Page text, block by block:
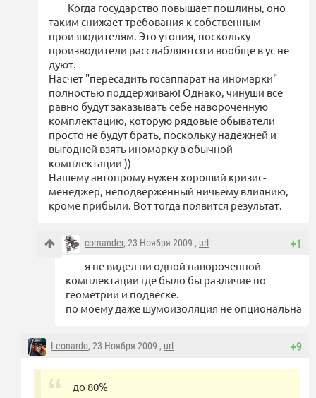
Когда государство повышает пошлины, оно
таким снижает требования к собственным
производителям. Это утопия, поскольку
производители расслабляются и вообще в ус не
дуют.
Насчет "пересадить госаппарат на иномарки"
полностью поддерживаю! Однако, чинуши все
равно будут заказывать себе навороченную
комплектацию, которую рядовые обыватели
просто не будут брать, поскольку надежней и
выгодней взять иномарку в обычной
комплектации ))
Нашему автопрому нужен хороший кризис-
менеджер, неподверженный ничьему влиянию,
кроме прибыли. Вот тогда появится результат.
+1
comander, 23 Ноября 2009 , url
я не видел ни одной навороченной
комплектации где было бы различие по
геометрии и подвеске.
по моему даже шумоизоляция не опциональна
+9
Leonardo, 23 Ноября 2009 , url
до 80%